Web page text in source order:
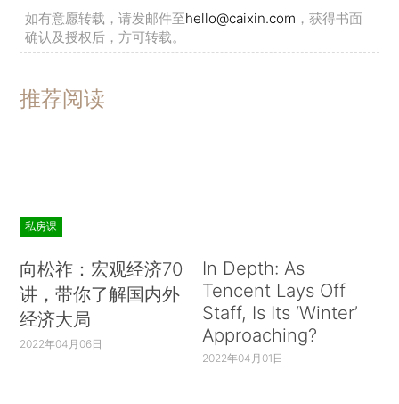
如有意愿转载，请发邮件至hello@caixin.com ，获得书面
确认及授权后，方可转载。
推荐阅读
私房课
向松祚：宏观经济70
讲，带你了解国内外
经济大局
2022年04月06日
In Depth: As
Tencent Lays Off
Staff, Is Its ‘Winter’
Approaching?
2022年04月01日